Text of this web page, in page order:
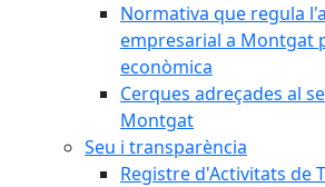
Normativa que regula
empresarial a Montgat
econòmica
Cerques adreçades al
Montgat
Seu i transparència
Registre d'Activitats de